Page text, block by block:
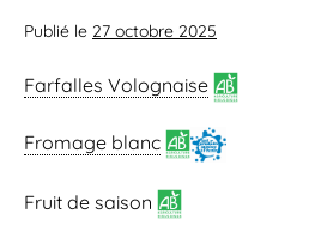
Publié le 27 octobre 2025
Farfalles Volognaise
Fromage blanc
Fruit de saison